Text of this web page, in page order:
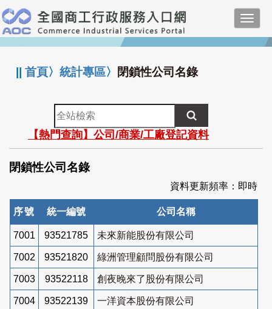
跳
到
主
要
:::
||首頁〉統計專區〉 閉鎖性公司名錄
全
站
檢
索
【熱門查詢】公司/商業/工廠登記資料
閉鎖性公司名錄
資料更新頻率：即時
序號 統一編號 公司名稱
7001 93521785 未來新能股份有限公司
7002 93521820 綠洲管理顧問股份有限公司
7003 93522118 創夜晚來了股份有限公司
7004 93522139 一洋資本股份有限公司